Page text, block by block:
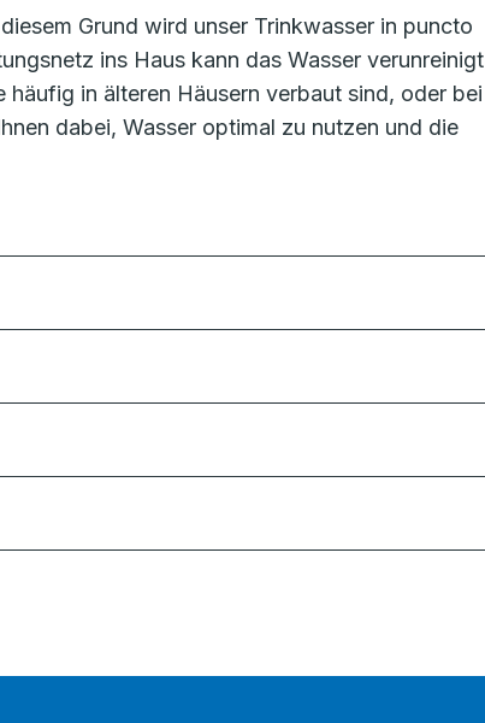
Grund wird unser Trinkwasser in puncto
ins Haus kann das Wasser verunreinigt
in älteren Häusern verbaut sind, oder bei
dabei, Wasser optimal zu nutzen und die